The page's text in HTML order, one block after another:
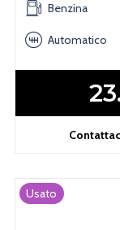
Benzina
Automatico
Usato